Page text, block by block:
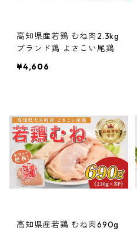
高知県産若鶏 むね肉2.3kg
ブランド鶏 よさこい尾鶏
¥4,606
高知県産若鶏 むね肉690g